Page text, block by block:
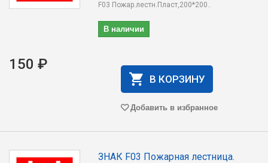
F03 Пожар.лестн.Пласт,200*200..
В наличии
150 ₽
В КОРЗИНУ
Добавить в избранное
ЗНАК F03 Пожарная лестница.